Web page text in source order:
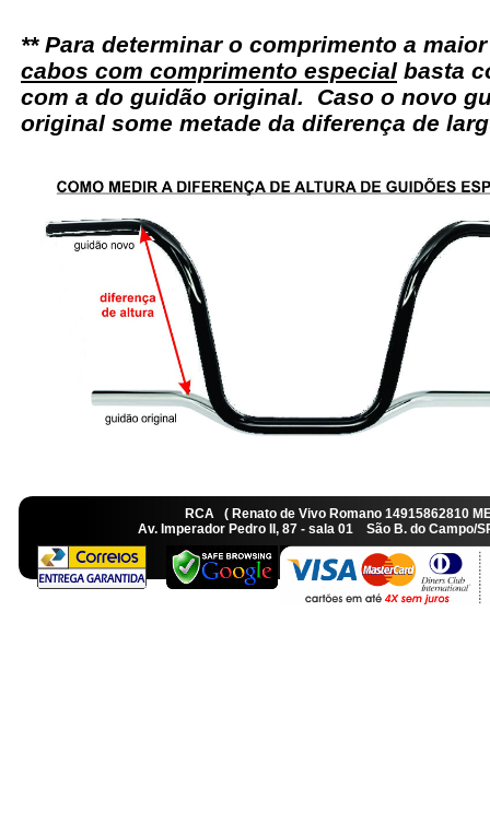
** Para determinar o comprimento a
cabos com comprimento especial basta
com a do guidão original. Caso o novo
original some metade da diferença de
RCA ( Renato de Vivo Romano
Av. Imperador Pedro II, 87 - sala 01 São B. do